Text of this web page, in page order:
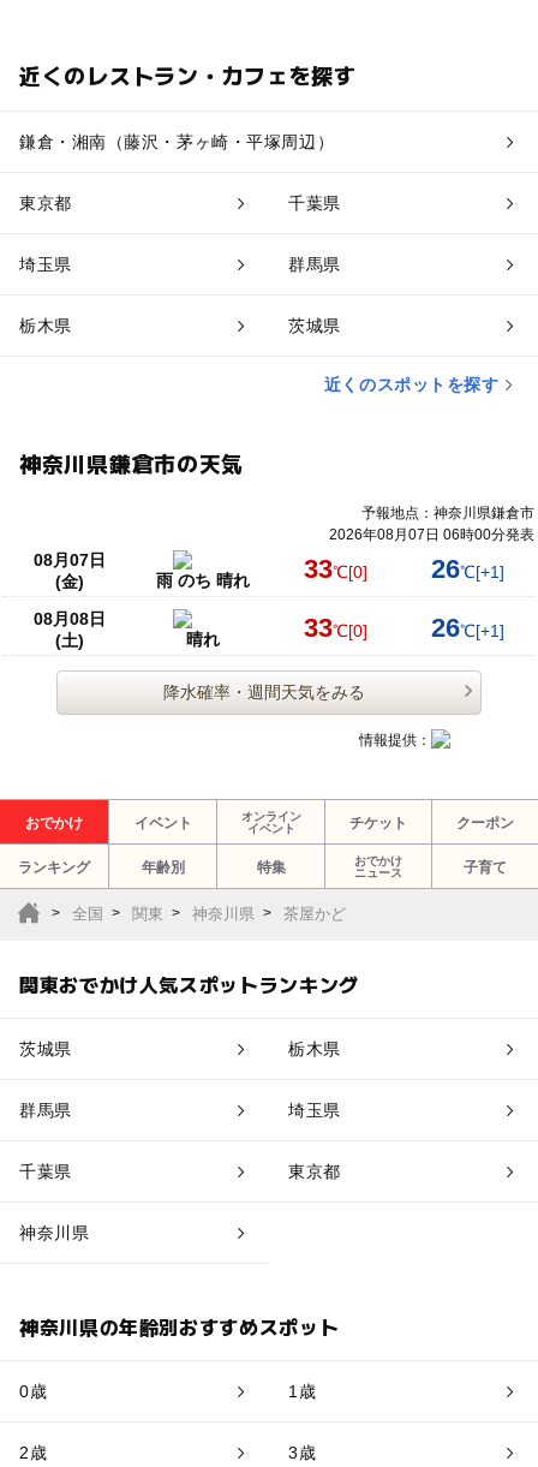
近くのレストラン・カフェを探す
鎌倉・湘南（藤沢・茅ヶ崎・平塚周辺）
東京都 千葉県
埼玉県 群馬県
栃木県 茨城県
近くのスポットを探す
神奈川県鎌倉市の天気
予報地点：神奈川県鎌倉市
2026年08月07日 06時00分発表
08月07日
(金)
雨 のち 晴れ 33℃[0] 26℃[+1]
08月08日
(土)
晴れ 33℃[0] 26℃[+1]
降水確率・週間天気をみる
情報提供：
おでかけ イベント
オンライン
イベント
チケット クーポン
ランキング 年齢別 特集
おでかけ
ニュース
子育て
全国 関東 神奈川県 茶屋かど
関東おでかけ人気スポットランキング
茨城県 栃木県
群馬県 埼玉県
千葉県 東京都
神奈川県
神奈川県の年齢別おすすめスポット
0歳 1歳
2歳 3歳